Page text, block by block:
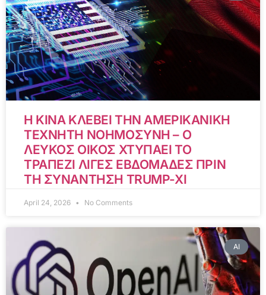
Η ΚΙΝΑ ΚΛΕΒΕΙ ΤΗΝ ΑΜΕΡΙΚΑΝΙΚΗ
ΤΕΧΝΗΤΗ ΝΟΗΜΟΣΥΝΗ – Ο
ΛΕΥΚΟΣ ΟΙΚΟΣ ΧΤΥΠΑΕΙ ΤΟ
ΤΡΑΠΕΖΙ ΛΙΓΕΣ ΕΒΔΟΜΑΔΕΣ ΠΡΙΝ
ΤΗ ΣΥΝΑΝΤΗΣΗ TRUMP-XI
April 24, 2026 No Comments
AI